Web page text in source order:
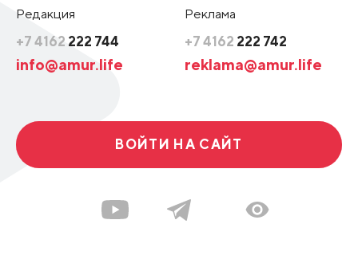
Редакция
+7 4162 222 744
info@amur.life
Реклама
+7 4162 222 742
reklama@amur.life
ВОЙТИ НА САЙТ